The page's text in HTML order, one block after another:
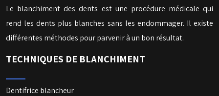
Le blanchiment des dents est une procédure médicale qui
rend les dents plus blanches sans les endommager. Il existe
différentes méthodes pour parvenir à un bon résultat.
TECHNIQUES DE BLANCHIMENT
Dentifrice blancheur